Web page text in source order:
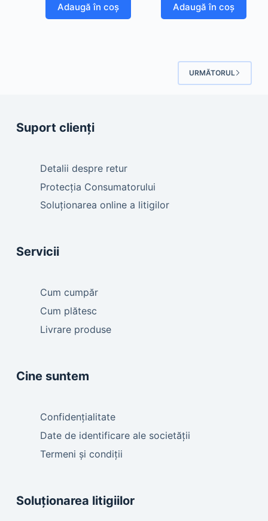
Adaugă în coș Adaugă în coș
URMĂTORUL
Suport clienți
Detalii despre retur
Protecția Consumatorului
Soluționarea online a litigilor
Servicii
Cum cumpăr
Cum plătesc
Livrare produse
Cine suntem
Confidențialitate
Date de identificare ale societății
Termeni și condiții
Soluționarea litigiilor